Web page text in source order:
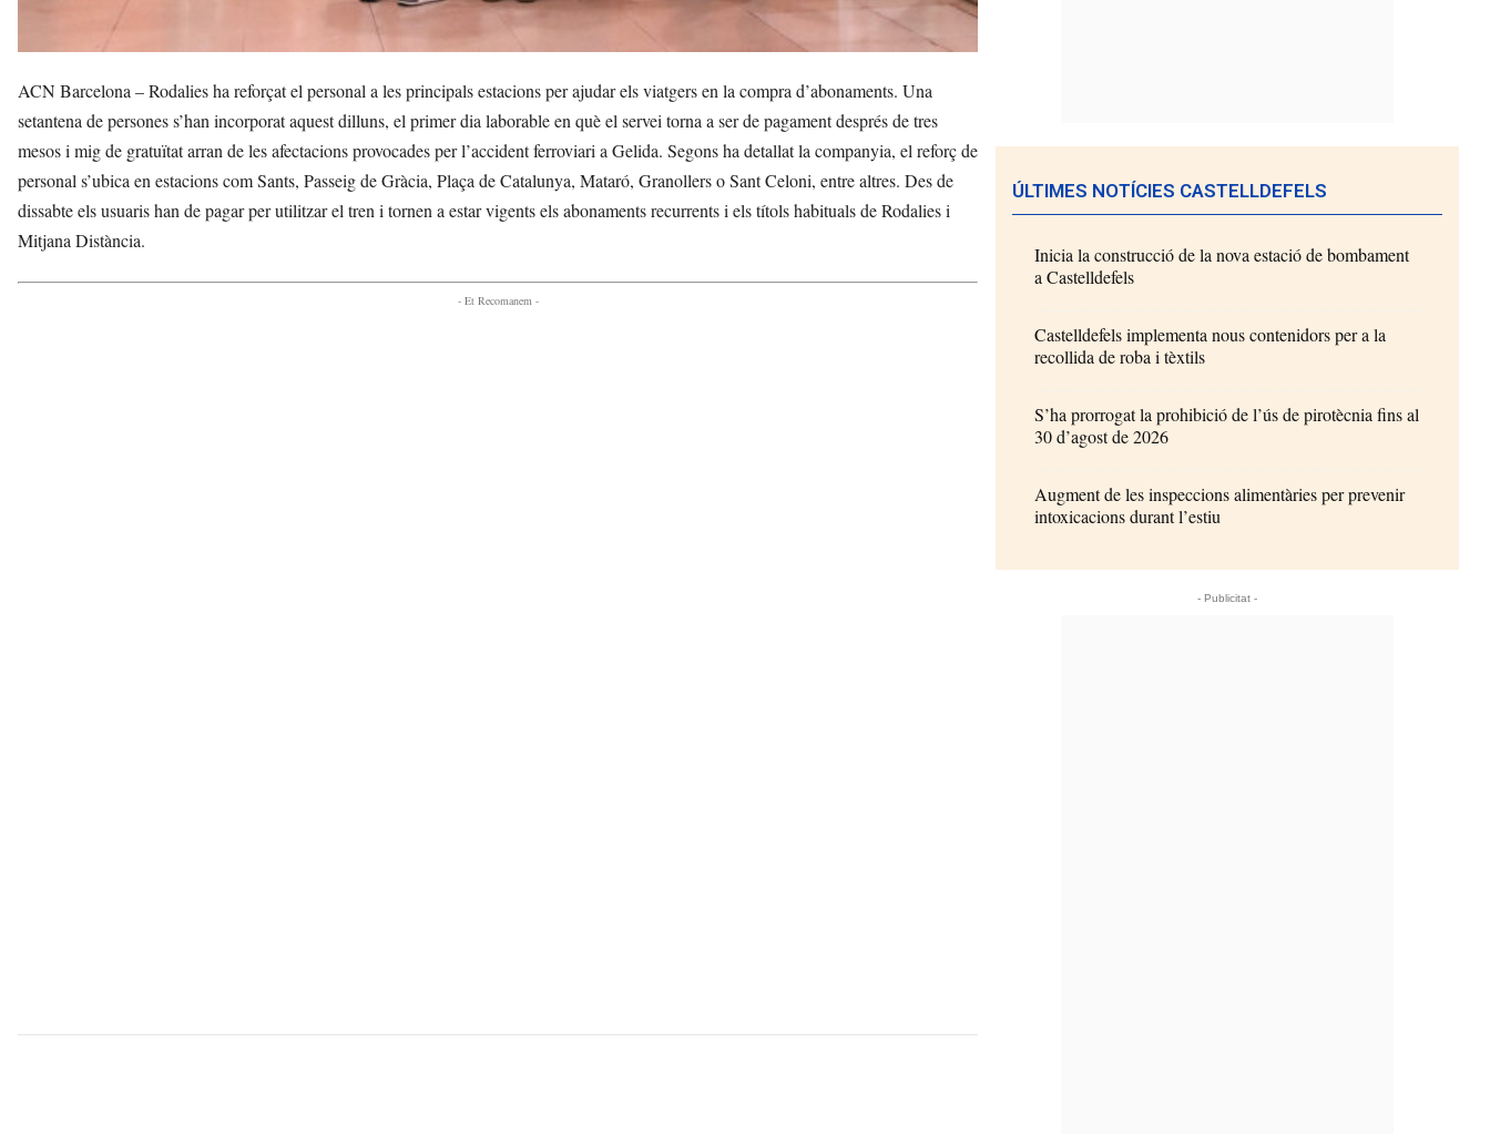
ACN Barcelona – Rodalies ha reforçat el personal a les principals estacions per ajudar els viatgers en la compra d’abonaments. Una
setantena de persones s’han incorporat aquest dilluns, el primer dia laborable en què el servei torna a ser de pagament després de tres
mesos i mig de gratuïtat arran de les afectacions provocades per l’accident ferroviari a Gelida. Segons ha detallat la companyia, el reforç de
personal s’ubica en estacions com Sants, Passeig de Gràcia, Plaça de Catalunya, Mataró, Granollers o Sant Celoni, entre altres. Des de
dissabte els usuaris han de pagar per utilitzar el tren i tornen a estar vigents els abonaments recurrents i els títols habituals de Rodalies i
Mitjana Distància.
- Et Recomanem -
ÚLTIMES NOTÍCIES CASTELLDEFELS
Inicia la construcció de la nova estació de bombament
a Castelldefels
Castelldefels implementa nous contenidors per a la
recollida de roba i tèxtils
S’ha prorrogat la prohibició de l’ús de pirotècnia fins al
30 d’agost de 2026
Augment de les inspeccions alimentàries per prevenir
intoxicacions durant l’estiu
- Publicitat -